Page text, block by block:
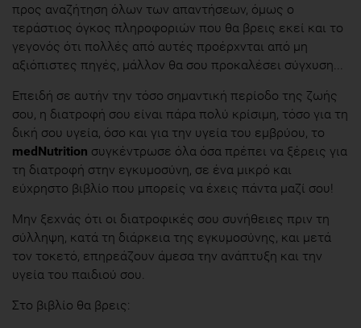
προς αναζήτηση όλων των απαντήσεων, όμως ο
τεράστιος όγκος πληροφοριών που θα βρεις εκεί και το
γεγονός ότι πολλές από αυτές προέρχνται από μη
αξιόπιστες πηγές, μάλλον θα σου προκαλέσει σύγχυση...
Επειδή σε αυτήν την τόσο σημαντική περίοδο της ζωής
σου, η διατρoφή σου είναι πάρα πολύ κρίσιμη, τόσο για τη
δική σου υγεία, όσο και για την υγεία του εμβρύου, το
medNutrition συγκέντρωσε όλα όσα πρέπει να ξέρεις για
τη διατροφή στην εγκυμοσύνη, σε ένα μικρό και
εύχρηστο βιβλίο που μπορείς να έχεις πάντα μαζί σου!
Μην ξεχνάς ότι οι διατροφικές σου συνήθειες πριν τη
σύλληψη, κατά τη διάρκεια της εγκυμοσύνης, και μετά
τον τοκετό, επηρεάζουν άμεσα την ανάπτυξη και την
υγεία του παιδιού σου.
Στο βιβλίο θα βρεις: